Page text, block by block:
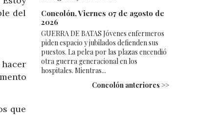
del
que
Concolón, Viernes 07 de agosto de
2026
GUERRA DE BATAS Jóvenes enfermeros
piden espacio y jubilados defienden sus
puestos. La pelea por las plazas encendió
otra guerra generacional en los
hospitales. Mientras...
Concolón anteriores >>